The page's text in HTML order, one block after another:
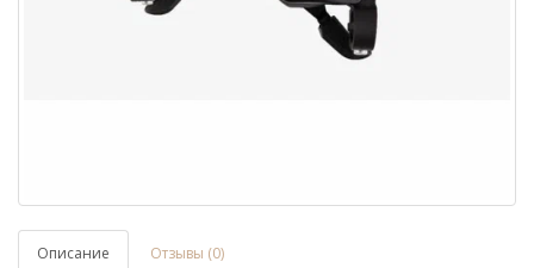
Описание Отзывы (0)